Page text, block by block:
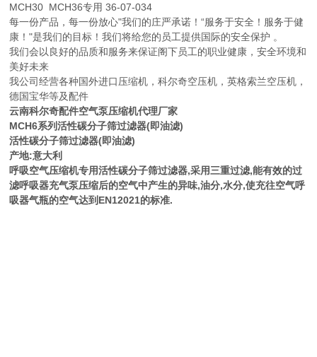
MCH30 MCH36专用 36-07-034
每一份产品，每一份放心"我们的庄严承诺！“服务于安全！服务于健
康！"是我们的目标！我们将给您的员工提供国际的安全保护 。
我们会以良好的品质和服务来保证阁下员工的职业健康，安全环境和
美好未来
我公司经营各种国外进口压缩机，科尔奇空压机，英格索兰空压机，
德国宝华等及配件
云南科尔奇配件空气泵压缩机代理厂家
MCH6系列活性碳分子筛过滤器(即油滤)
活性碳分子筛过滤器(即油滤)
产地:意大利
呼吸空气压缩机专用活性碳分子筛过滤器,采用三重过滤,能有效的过
滤呼吸器充气泵压缩后的空气中产生的异味,油分,水分,使充往空气呼
吸器气瓶的空气达到EN12021的标准.